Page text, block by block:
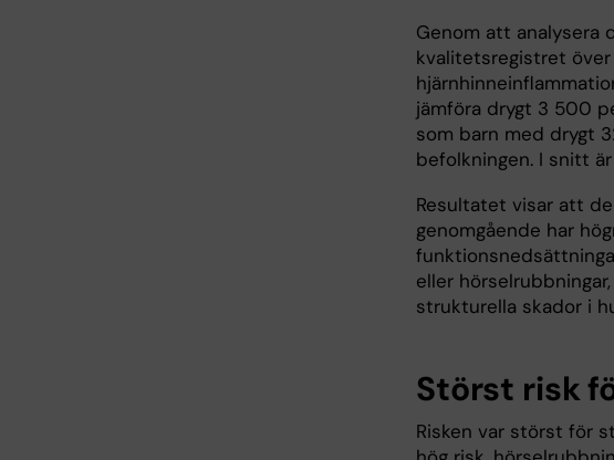
Genom att analysera
kvalitetsregistret
jämföra drygt 3 500
som barn med drygt
befolkningen. I snitt
Resultatet visar att
genomgående har
eller
strukturella skador i
Störst risk
Risken var störst för